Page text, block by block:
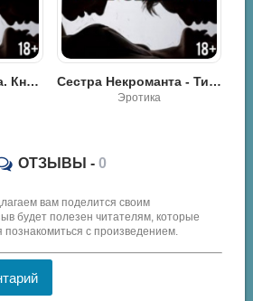
Сестра Некроманта - Тина Солнечная Я буду ждать тебя - Юлия Николаевна Николаева
Роман
ОТЗЫВЫ - 0
вам поделится своим
будет полезен читателям, которые
с произведением.